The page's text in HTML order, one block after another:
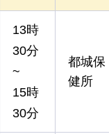
13時
30分
~
15時
30分
都城保
健所